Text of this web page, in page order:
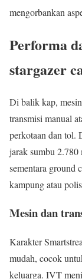
mengorbankan
Performa
stargazer
Di balik kap,
transmisi manual
perkotaan dan tol.
jarak sumbu 2.780
sementara ground
kampung atau
Mesin dan
Karakter
mudah, cocok
keluarga. IVT